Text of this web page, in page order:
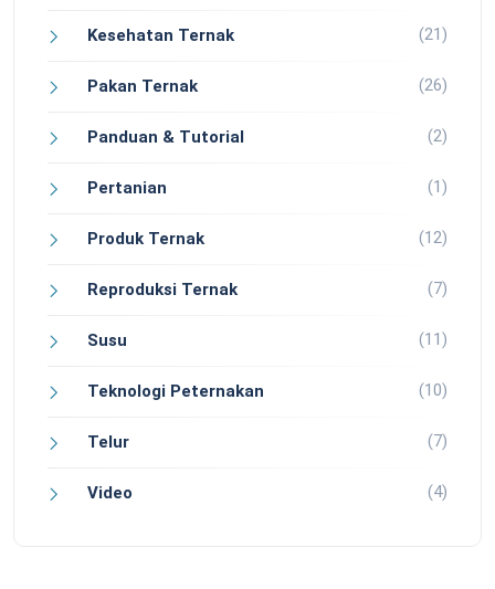
Kesehatan Ternak (21)
Pakan Ternak (26)
Panduan & Tutorial (2)
Pertanian (1)
Produk Ternak (12)
Reproduksi Ternak (7)
Susu (11)
Teknologi Peternakan (10)
Telur (7)
Video (4)